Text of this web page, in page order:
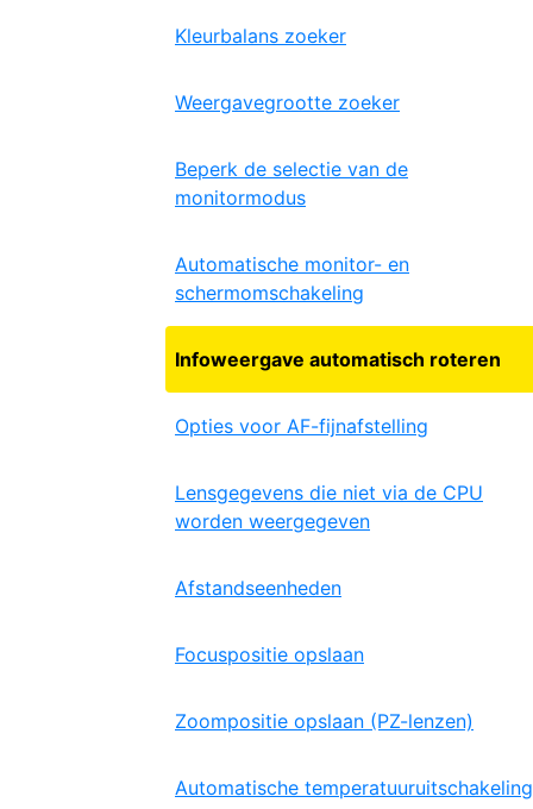
Kleurbalans zoeker
Weergavegrootte zoeker
Beperk de selectie van de
monitormodus
Automatische monitor- en
schermomschakeling
Infoweergave automatisch roteren
Opties voor AF-fijnafstelling
Lensgegevens die niet via de CPU
worden weergegeven
Afstandseenheden
Focuspositie opslaan
Zoompositie opslaan (PZ-lenzen)
Automatische temperatuuruitschakeling